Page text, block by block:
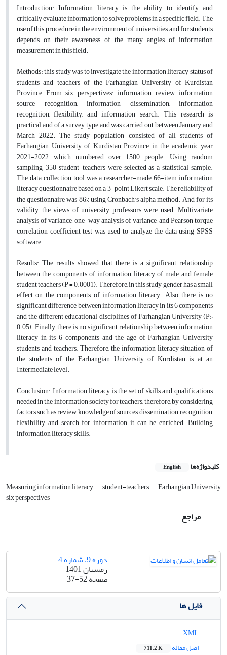
Introduction:Information literacy is the ability to identify and
critically evaluate information to solve problems in a specific field. The
use of this procedure in the environment of universities and for students
depends on their awareness of the many angles of information
measurement in this field.
Methods:this study was to investigate the information literacy status of
students and teachers of the Farhangian University of Kurdistan
Province From six perspectives: information review, information
source recognition, information dissemination, information
recognition, flexibility, and information search. This research is
practical and of a survey type and was carried out between January and
March 2022. The study population consisted of all students of
Farhangian University of Kurdistan Province in the academic year
2021-2022, which numbered over 1500 people. Using random
sampling,350student-teachers were selected as a statistical sample.
The data collection tool was a researcher-made 66-item information
literacy questionnaire based on a3-point Likert scale. The reliability of
the questionnaire was 86% using Cronbach's alpha method. And for its
validity, the views of university professors were used. Multivariate
analysis of variance, one-way analysis of variance, and Pearson torque
correlation coefficient test was used to analyze the data using SPSS
software.
Results: The results showed that there is a significant relationship
between the components of information literacy of male and female
student teachers (P = 0.0001). Therefore, in this study, gender has a small
effect on the components of information literacy. Also, there is no
significant difference between information literacy in its6components
and the different educational disciplines of Farhangian University (P>
0.05). Finally, there is no significant relationship between information
literacy in its6 components and the age of Farhangian University
students and teachers. Therefore, the information literacy situation of
the students of the Farhangian University of Kurdistan is at an
Intermediate level.
Conclusion:Information literacy is the set of skills and qualifications
needed in the information society for teachers, therefore, by considering
factors such as review, knowledge of sources, dissemination, recognition,
flexibility, and search for information, it can be enriched. Building
information literacy skills.
کلیدواژه‌ها English
Measuring information literacy student-teachers Farhangian University
six perspectives
مراجع
دوره 9، شماره 4
زمستان 1401
صفحه37-52
فایل ها
اصل مقاله
711.2 K